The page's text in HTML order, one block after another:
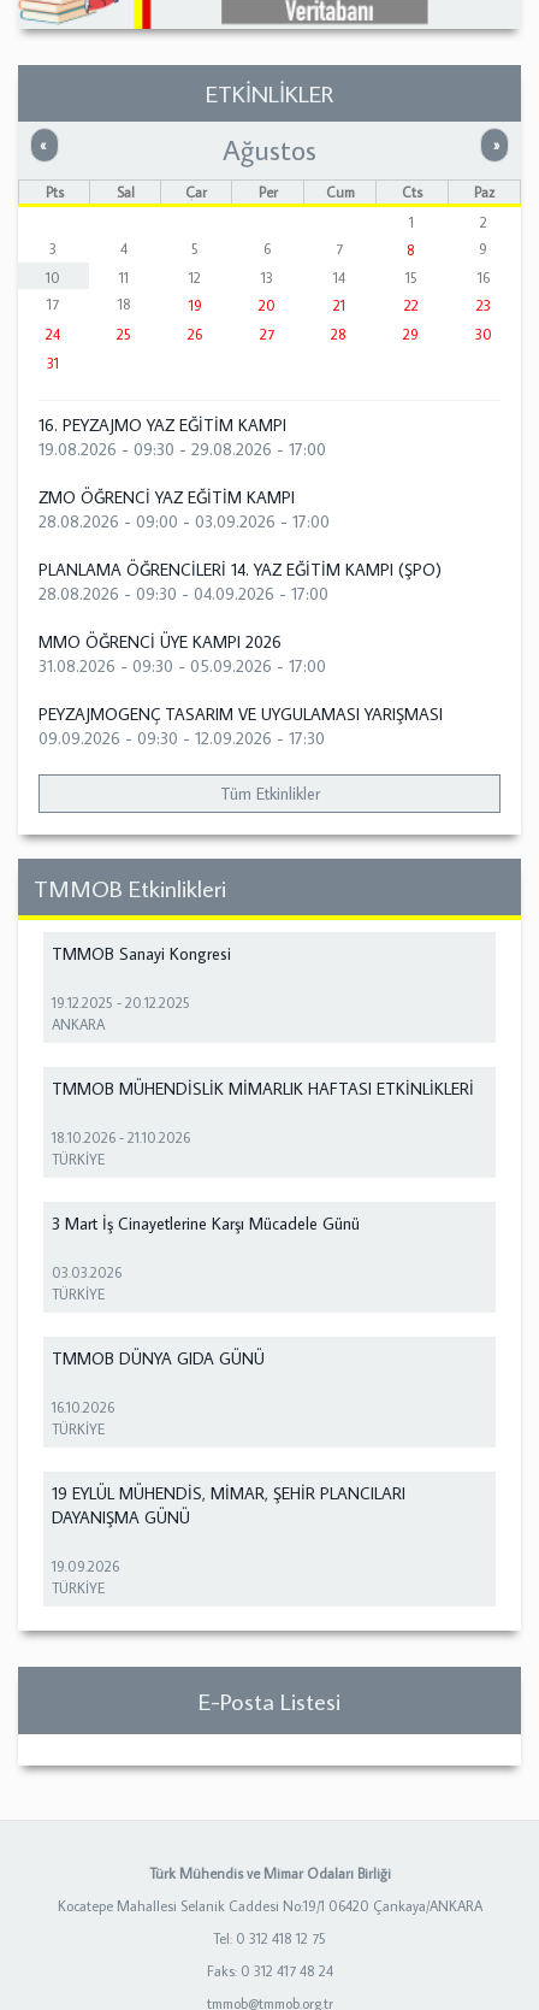
ETKİNLİKLER
« Önceki »
Ağustos
Pts Sal Çar Per Cum Cts
Paz
1
2
3
4 5 6 7 8
9
10
11 12 13 14 15
16
17
18 19 20 21 22
23
24
25 26 27 28 29
30
31
16. PEYZAJMO YAZ EĞİTİM KAMPI
19.08.2026 - 09:30 - 29.08.2026 - 17:00
ZMO ÖĞRENCİ YAZ EĞİTİM KAMPI
28.08.2026 - 09:00 - 03.09.2026 - 17:00
PLANLAMA ÖĞRENCİLERİ 14. YAZ EĞİTİM KAMPI (ŞPO)
28.08.2026 - 09:30 - 04.09.2026 - 17:00
MMO ÖĞRENCİ ÜYE KAMPI 2026
31.08.2026 - 09:30 - 05.09.2026 - 17:00
PEYZAJMOGENÇ TASARIM VE UYGULAMASI YARIŞMASI
09.09.2026 - 09:30 - 12.09.2026 - 17:30
Tüm Etkinlikler
TMMOB Etkinlikleri
TMMOB Sanayi Kongresi
19.12.2025 -20.12.2025
ANKARA
TMMOB MÜHENDİSLİK MİMARLIK HAFTASI ETKİNLİKLERİ
18.10.2026 -21.10.2026
TÜRKİYE
3 Mart İş Cinayetlerine Karşı Mücadele Günü
03.03.2026
TÜRKİYE
TMMOB DÜNYA GIDA GÜNÜ
16.10.2026
TÜRKİYE
19 EYLÜL MÜHENDİS, MİMAR, ŞEHİR PLANCILARI
DAYANIŞMA GÜNÜ
19.09.2026
TÜRKİYE
E-Posta Listesi
Türk Mühendis ve Mimar Odaları Birliği
Kocatepe Mahallesi Selanik Caddesi No:19/1 06420 Çankaya/ANKARA
Tel: 0 312 418 12 75
Faks: 0 312 417 48 24
tmmob@tmmob.org.tr